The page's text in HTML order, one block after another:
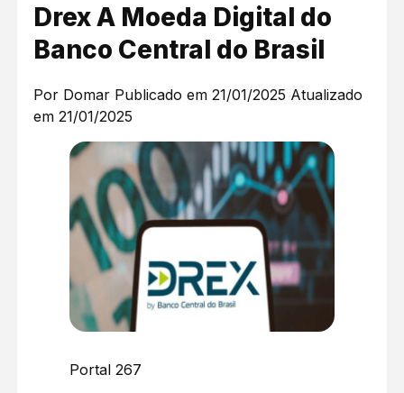
Drex A Moeda Digital do
Banco Central do Brasil
Por Domar Publicado em 21/01/2025 Atualizado
em 21/01/2025
Portal 267